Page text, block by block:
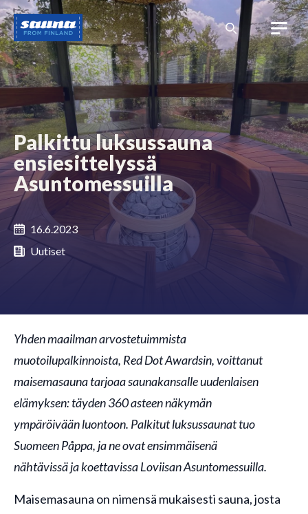
Siirry
sisältöön
Sauna
from
Finland
Palkittu luksussauna
ensiesittelyssä
Asuntomessuilla
16.6.2023
Uutiset
Yhden maailman arvostetuimmista
muotoilupalkinnoista, Red Dot Awardsin, voittanut
maisemasauna tarjoaa saunakansalle uudenlaisen
elämyksen: täyden 360 asteen näkymän
ympäröivään luontoon. Palkitut luksussaunat tuo
Suomeen Påppa, ja ne ovat ensimmäisenä
nähtävissä ja koettavissa Loviisan Asuntomessuilla.
Maisemasauna on nimensä mukaisesti sauna, josta